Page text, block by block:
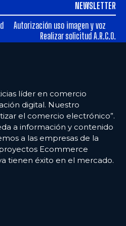
NEWSLETTER
Autorización uso imagen y voz
Realizar solicitud A.R.C.O.
líder en comercio
digital. Nuestro
el comercio electrónico”.
a información y contenido
a las empresas de la
Ecommerce
tienen éxito en el mercado.